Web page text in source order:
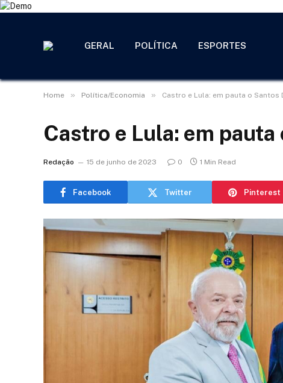
GERAL POLÍTICA ESPORTES
Home » Política/Economia » Castro e Lula: em pauta o Santos
Castro e Lula: em
Redação 15 de junho de 2023 0 1 Min Read
Facebook Twitter Pinterest